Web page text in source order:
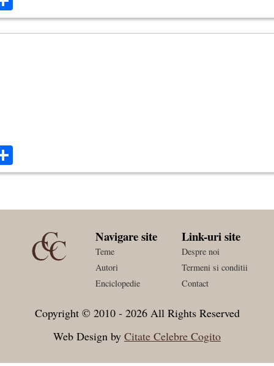
Navigare site
Teme
Autori
Enciclopedie
Link-uri site
Despre noi
Termeni si conditii
Contact
Copyright © 2010 - 2026 All Rights Reserved
Web Design by Citate Celebre Cogito